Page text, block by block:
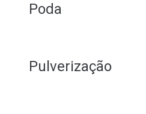
Poda
Pulverização